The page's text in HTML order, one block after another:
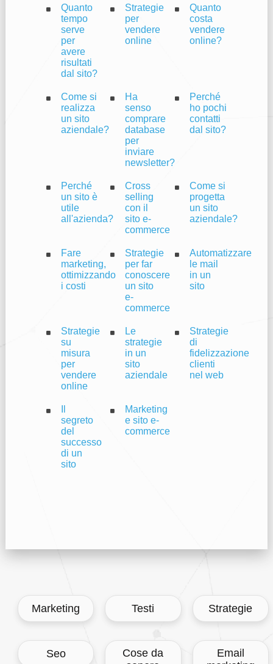
Quanto
tempo
serve
per
avere
risultati
dal sito?
Strategie
per
vendere
online
Quanto
costa
vendere
online?
Come si
realizza
un sito
aziendale?
Ha
senso
comprare
database
per
inviare
newsletter?
Perché
ho pochi
contatti
dal sito?
Perché
un sito è
utile
all'azienda?
Cross
selling
con il
sito e-
commerce
Come si
progetta
un sito
aziendale?
Fare
marketing,
ottimizzando
i costi
Strategie
per far
conoscere
un sito
e-
commerce
Automatizzare
le mail
in un
sito
Strategie
su
misura
per
vendere
online
Le
strategie
in un
sito
aziendale
Strategie
di
fidelizzazione
clienti
nel web
segreto
del
successo
di un
sito
Marketing
e sito e-
commerce
Marketing Testi Strategie
Seo
Cose da
Email